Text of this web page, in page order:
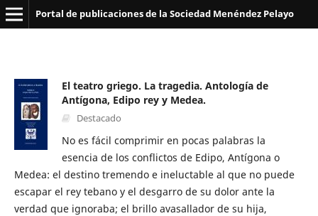
Portal de publicaciones de la Sociedad Menéndez Pelayo
El teatro griego. La tragedia. Antología de
Antígona, Edipo rey y Medea.
Destacado
No es fácil comprimir en pocas palabras la
esencia de los conflictos de Edipo, Antígona o
Medea: el destino tremendo e ineluctable al que no puede
escapar el rey tebano y el desgarro de su dolor ante la
verdad que ignoraba; el brillo avasallador de su hija,